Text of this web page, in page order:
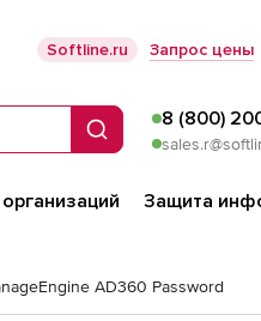
Softline.ru Запрос цены
Поиск
8 (800)
Защита
AD360 Password